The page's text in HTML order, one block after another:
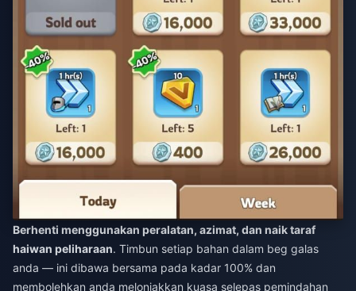
Berhenti menggunakan peralatan, azimat, dan naik taraf
haiwan peliharaan. Timbun setiap bahan dalam beg galas
anda — ini dibawa bersama pada kadar 100% dan
membolehkan anda melonjakkan kuasa selepas pemindahan